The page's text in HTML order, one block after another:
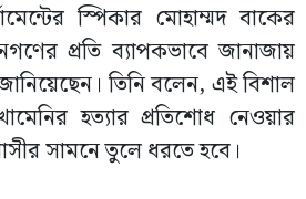
স্পিকার মোহাম্মদ বাকের
প্রতি ব্যাপকভাবে জানাজায়
তিনি বলেন, এই বিশাল
হত্যার প্রতিশোধ নেওয়ার
সামনে তুলে ধরতে হবে।